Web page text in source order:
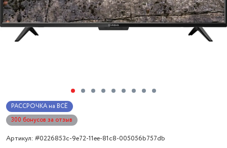
РАССРОЧКА на ВСЁ
300 бонусов за отзыв
Артикул: #0226853c-9e72-11ee-81c8-005056b757db